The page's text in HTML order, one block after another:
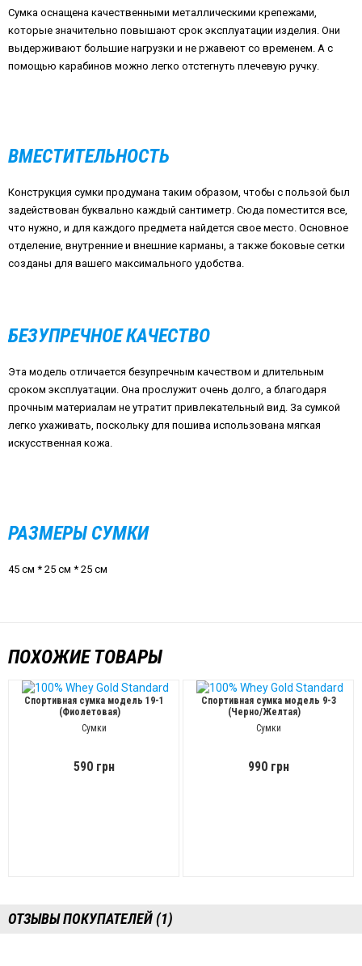
Сумка оснащена качественными металлическими крепежами,
которые значительно повышают срок эксплуатации изделия. Они
выдерживают большие нагрузки и не ржавеют со временем. А с
помощью карабинов можно легко отстегнуть плечевую ручку.
ВМЕСТИТЕЛЬНОСТЬ
Конструкция сумки продумана таким образом, чтобы с пользой был
задействован буквально каждый сантиметр. Сюда поместится все,
что нужно, и для каждого предмета найдется свое место. Основное
отделение, внутренние и внешние карманы, а также боковые сетки
созданы для вашего максимального удобства.
БЕЗУПРЕЧНОЕ КАЧЕСТВО
Эта модель отличается безупречным качеством и длительным
сроком эксплуатации. Она прослужит очень долго, а благодаря
прочным материалам не утратит привлекательный вид. За сумкой
легко ухаживать, поскольку для пошива использована мягкая
искусственная кожа.
РАЗМЕРЫ СУМКИ
45 см * 25 см * 25 см
ПОХОЖИЕ ТОВАРЫ
Спортивная сумка модель 19-1
(Фиолетовая)
Сумки
590 грн
Спортивная сумка модель 9-3
(Черно/Желтая)
Сумки
990 грн
ОТЗЫВЫ ПОКУПАТЕЛЕЙ (1)